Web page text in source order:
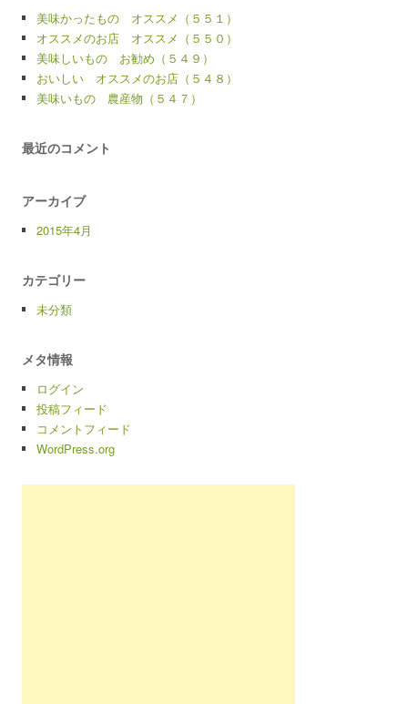
美味かったもの オススメ（５５１）
オススメのお店 オススメ（５５０）
美味しいもの お勧め（５４９）
おいしい オススメのお店（５４８）
美味いもの 農産物（５４７）
最近のコメント
アーカイブ
2015年4月
カテゴリー
未分類
メタ情報
ログイン
投稿フィード
コメントフィード
WordPress.org